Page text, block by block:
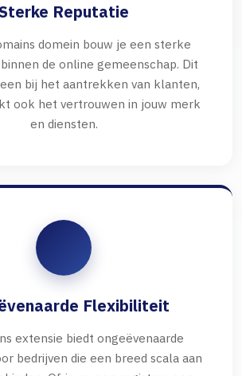
Sterke Reputatie
domein bouw je een sterke
de online gemeenschap. Dit
bij het aantrekken van klanten,
ook het vertrouwen in jouw merk
en diensten.
Flexibiliteit
extensie biedt ongeëvenaarde
bedrijven die een breed scala aan